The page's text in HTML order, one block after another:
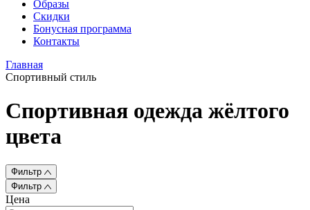
Образы
Скидки
Бонусная программа
Контакты
Главная
Спортивный стиль
Спортивная одежда жёлтого
цвета
Фильтр
Фильтр
Цена